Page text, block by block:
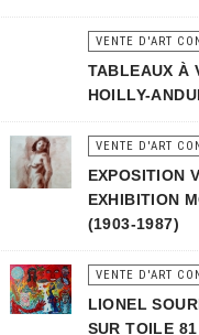
VENTE D'ART
TABLEAUX À
HOILLY-
VENTE D'ART
EXPOSITION
EXHIBITION
(1903-1987)
VENTE D'ART
LIONEL
SUR TOILE